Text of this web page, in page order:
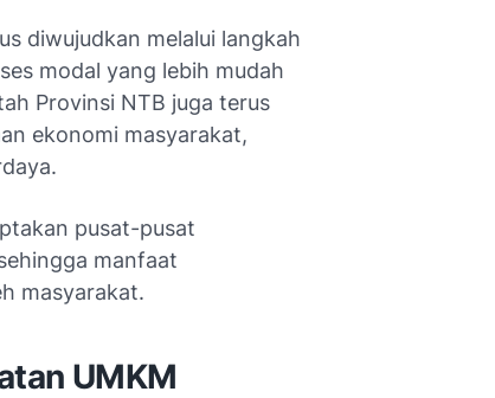
diwujudkan melalui langkah
modal yang lebih mudah
Provinsi NTB juga terus
ekonomi masyarakat,
pusat-pusat
manfaat
masyarakat.
UMKM